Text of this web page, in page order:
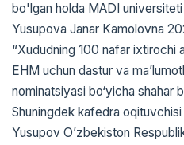
bo'lgan holda MADI universiteti
Yusupova Janar Kamolovna
“Xududning 100 nafar ixtirochi
EHM uchun dastur va
nominatsiyasi bo‘yicha shahar
Shuningdek kafedra
Yusupov O’zbekiston